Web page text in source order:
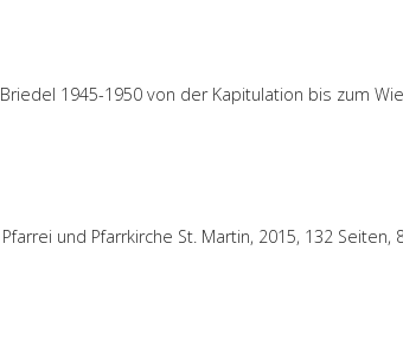
1945-1950 von der Kapitulation bis zum
und Pfarrkirche St. Martin, 2015, 132 Seiten,